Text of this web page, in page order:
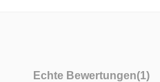
Echte Bewertungen(1)